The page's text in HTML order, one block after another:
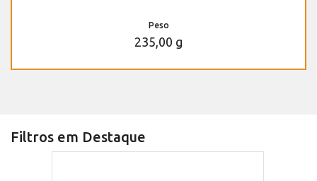
Peso
235,00 g
Filtros em Destaque